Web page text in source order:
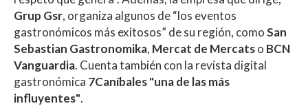
Grup Gsr, organiza algunos de “los eventos
gastronómicos más exitosos” de su región, comoSan
Sebastian Gastronomika, Mercat de Mercatso BCN
Vanguardia. Cuenta también con la revista digital
gastronómica 7Caníbales "una de las más
influyentes".